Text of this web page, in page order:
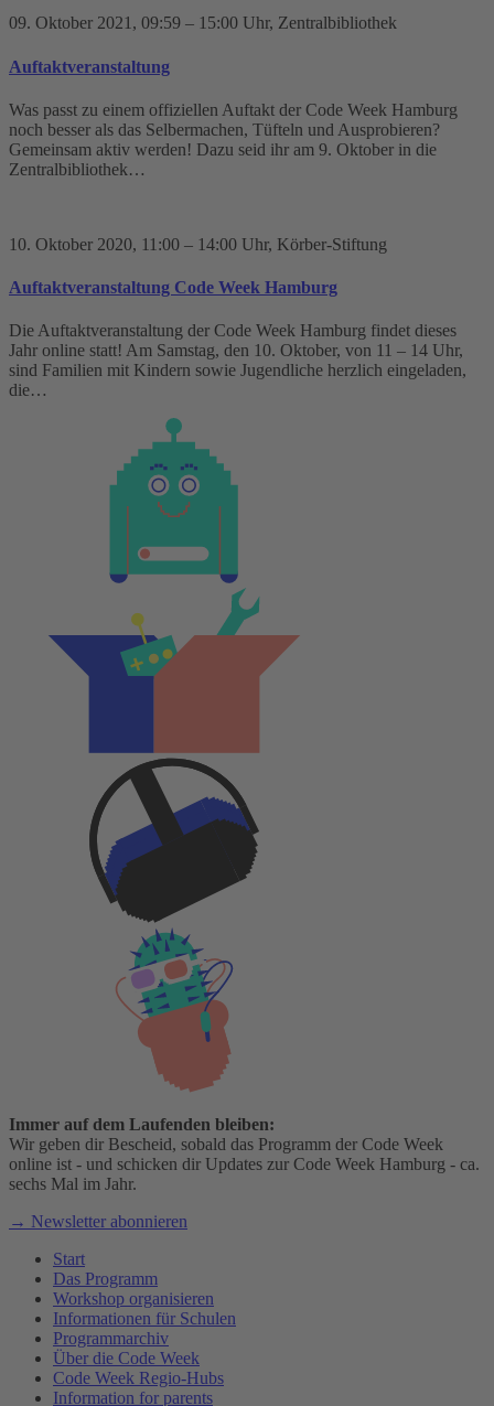
09. Oktober 2021 , 09:59 – 15:00 Uhr, Zentralbibliothek
Auftaktveranstaltung
Was passt zu einem offiziellen Auftakt der Code Week Hamburg
noch besser als das Selbermachen, Tüfteln und Ausprobieren?
Gemeinsam aktiv werden! Dazu seid ihr am 9. Oktober in die
Zentralbibliothek…
10. Oktober 2020, 11:00 – 14:00 Uhr, Körber-Stiftung
Auftaktveranstaltung Code Week Hamburg
Die Auftaktveranstaltung der Code Week Hamburg findet dieses
Jahr online statt! Am Samstag, den 10. Oktober, von 11 – 14 Uhr,
sind Familien mit Kindern sowie Jugendliche herzlich eingeladen,
die…
Immer auf dem Laufenden bleiben:
Wir geben dir Bescheid, sobald das Programm der Code Week
online ist - und schicken dir Updates zur Code Week Hamburg - ca.
sechs Mal im Jahr.
→ Newsletter abonnieren
Start
Das Programm
Workshop organisieren
Informationen für Schulen
Programmarchiv
Über die Code Week
Code Week Regio-Hubs
Information for parents